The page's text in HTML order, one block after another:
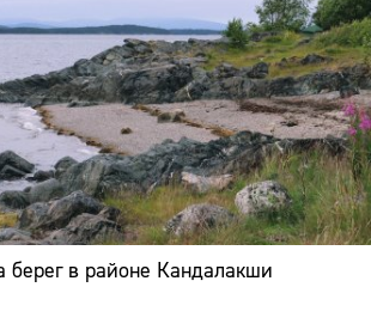
в районе Кандалакши